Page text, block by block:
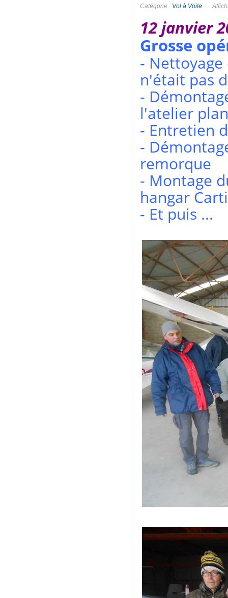
Catégorie : Vol à Voile
12 janvier
Grosse
- Nettoyage
n'était pas
-
l'atelier
- Entretien
-
remorque
- Montage
hangar
- Et puis ...